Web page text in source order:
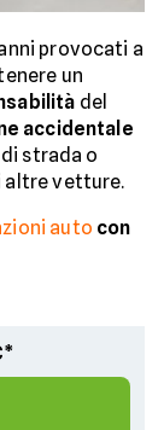
provocati a
un
del
accidentale
strada o
altre vetture.
auto con